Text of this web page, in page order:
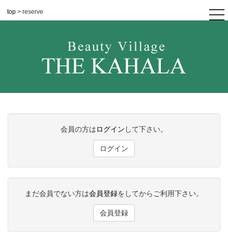
top > reserve
会員の方はログイン して下さい。
ログイン
まだ会員でない方は会員登録をしてからご利用下さい。
会員登録